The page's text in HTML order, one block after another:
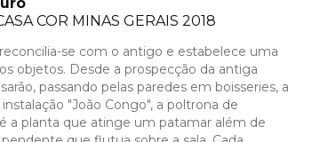
COR MINAS GERAIS 2018
se com o antigo e estabelece uma
objetos. Desde a prospecção da antiga
passando pelas paredes em boisseries, a
"João Congo", a poltrona de
a planta que atinge um patamar além de